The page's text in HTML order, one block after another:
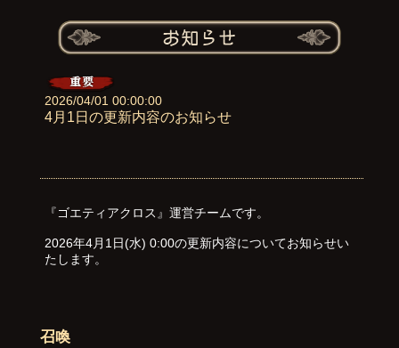
2026/04/01 00:00:00
4月1日の更新内容のお知らせ
『ゴエティアクロス』運営チームです。
2026年4月1日(水) 0:00の更新内容についてお知らせい
たします。
召喚